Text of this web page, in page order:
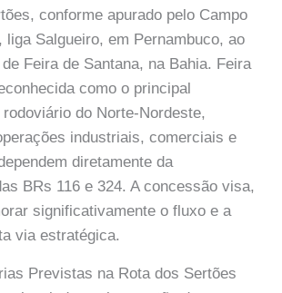
conforme apurado pelo Campo
liga Salgueiro, em Pernambuco, ao
Feira de Santana, na Bahia. Feira
como o principal
do Norte-Nordeste,
industriais, comerciais e
diretamente da
BRs 116 e 324. A concessão visa,
significativamente o fluxo e a
via estratégica.
Previstas na Rota dos Sertões